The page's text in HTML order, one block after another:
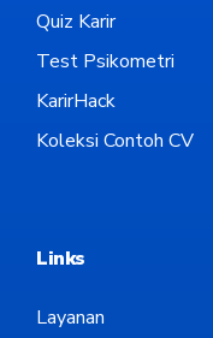
Quiz Karir
Test Psikometri
KarirHack
Koleksi Contoh CV
Links
Layanan